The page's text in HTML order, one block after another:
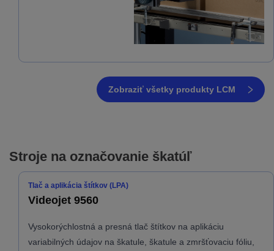
Zobraziť všetky produkty LCM
Stroje na označovanie škatúľ
Tlač a aplikácia štítkov (LPA)
Videojet 9560
Vysokorýchlostná a presná tlač štítkov na aplikáciu
variabilných údajov na škatule, škatule a zmršťovaciu fóliu,